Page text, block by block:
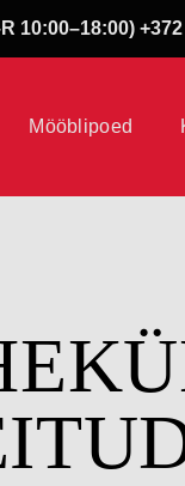
10:00–18:00)
Mööblipoed